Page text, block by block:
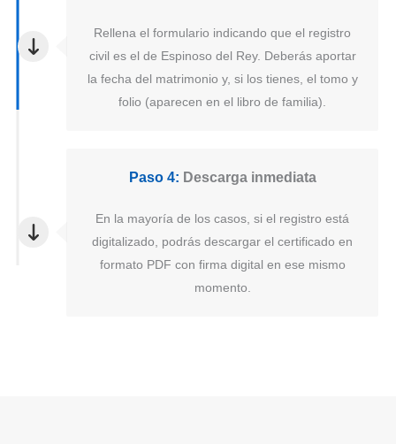
Rellena el formulario indicando que el registro
civil es el de Espinoso del Rey. Deberás aportar
la fecha del matrimonio y, si los tienes, el tomo y
folio (aparecen en el libro de familia).
Paso 4: Descarga inmediata
En la mayoría de los casos, si el registro está
digitalizado, podrás descargar el certificado en
formato PDF con firma digital en ese mismo
momento.